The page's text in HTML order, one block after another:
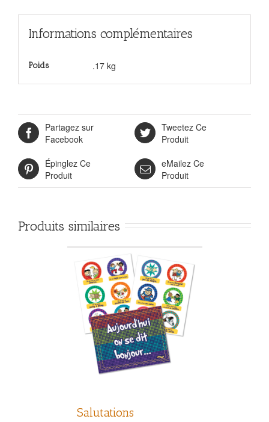
Informations complémentaires
Poids .17 kg
Partagez sur
Facebook
Tweetez Ce
Produit
Épinglez Ce
Produit
eMailez Ce
Produit
Produits similaires
Salutations